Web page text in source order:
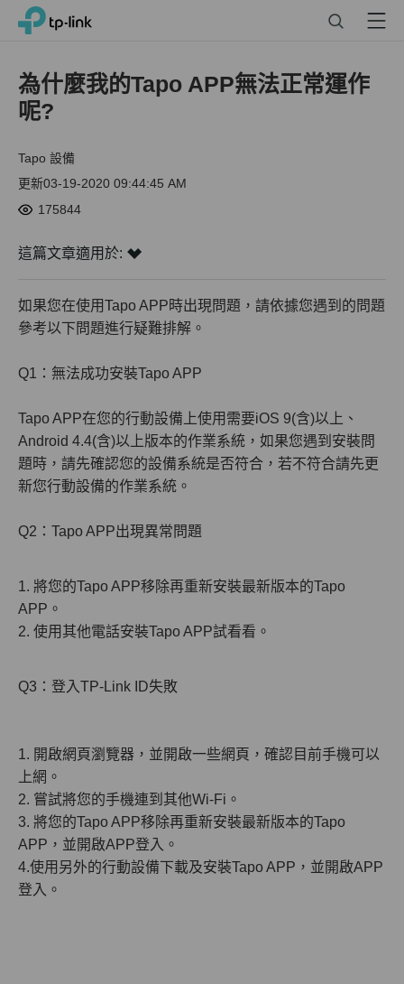
Click
navigation
TP-Link, Reliably Smart Menu
為什麼我的Tapo APP無法正常運作
呢?
Tapo 設備
更新03-19-2020 09:44:45 AM
175844
這篇文章適用於:
如果您在使用Tapo APP時出現問題，請依據您遇到的問題
參考以下問題進行疑難排解。
Q1：無法成功安裝Tapo APP
Tapo APP在您的行動設備上使用需要iOS 9(含)以上、
Android 4.4(含)以上版本的作業系統，如果您遇到安裝問
題時，請先確認您的設備系統是否符合，若不符合請先更
新您行動設備的作業系統。
Q2：Tapo APP出現異常問題
1. 將您的Tapo APP移除再重新安裝最新版本的Tapo
APP。
2. 使用其他電話安裝Tapo APP試看看。
Q3：登入TP-Link ID失敗
1. 開啟網頁瀏覽器，並開啟一些網頁，確認目前手機可以
上網。
2. 嘗試將您的手機連到其他Wi-Fi。
3. 將您的Tapo APP移除再重新安裝最新版本的Tapo
APP，並開啟APP登入。
4.使用另外的行動設備下載及安裝Tapo APP，並開啟APP
登入。